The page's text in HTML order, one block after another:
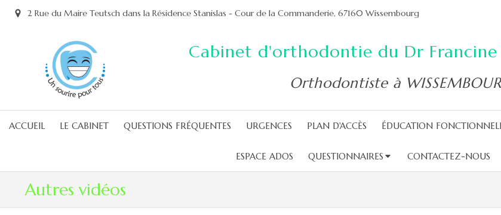
2 Rue du Maire Teutsch dans la Résidence Stanislas - Cour de la Commanderie, 67160 Wissembourg
Cabinet d'orthodontie du Dr Francine
Orthodontiste à
ACCUEIL LE CABINET QUESTIONS FRÉQUENTES URGENCES PLAN D'ACCÈS ÉDUCATION
ESPACE ADOS QUESTIONNAIRES CONTACTEZ-NOUS
Autres vidéos